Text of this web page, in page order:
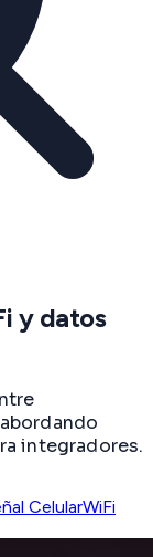
y datos
integradores.
CelularWiFi